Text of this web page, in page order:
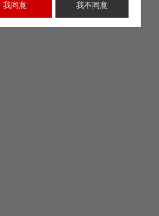
我同意 我不同意